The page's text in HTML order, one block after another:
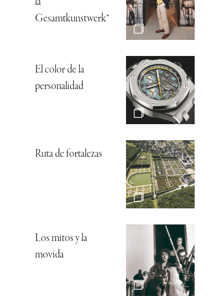
Gesamtkunstwerk*
El color de la
personalidad
Ruta de fortalezas
Los mitos y la
movida